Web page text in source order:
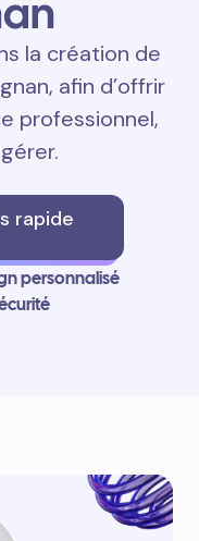
la création de
afin d’offrir
professionnel,
rapide
personnalisé